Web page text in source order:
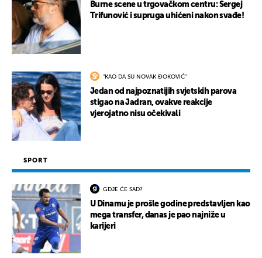
Burne scene u trgovačkom centru: Sergej
Trifunović i supruga uhićeni nakon svađe!
"KAO DA SU NOVAK ĐOKOVIĆ"
Jedan od najpoznatijih svjetskih parova
stigao na Jadran, ovakve reakcije
vjerojatno nisu očekivali
SPORT
GDJE ĆE SAD?
U Dinamu je prošle godine predstavljen kao
mega transfer, danas je pao najniže u
karijeri